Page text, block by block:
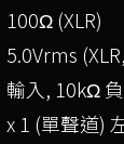
100Ω (XLR)
5.0Vrms
輸入, 10kΩ
x 1 (單聲道)